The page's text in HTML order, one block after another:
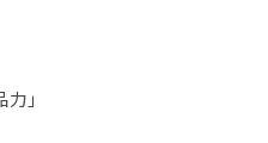
」